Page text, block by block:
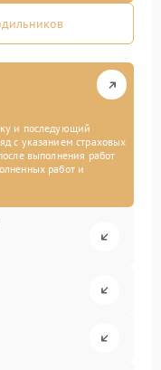
и последующий
с указанием страховых
выполнения работ
работ и